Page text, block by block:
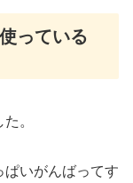
っている
。
いがんばってす